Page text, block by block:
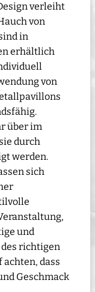
verleiht
von
in
erhältlich
von
über im
durch
werden.
sich
und
richtigen
achten, dass
Geschmack